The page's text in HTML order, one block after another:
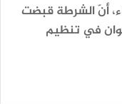
أنّ الشرطة قبضت
في تنظيم